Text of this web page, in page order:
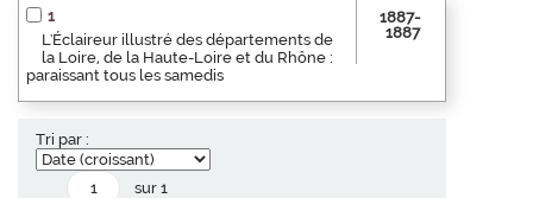
1
L'Éclaireur illustré des départements de
la Loire, de la Haute-Loire et du Rhône :
paraissant tous les samedis
1887-
1887
Tri par :
sur 1